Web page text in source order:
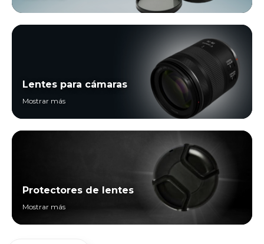
Lentes para cámaras
Mostrar más
Protectores de lentes
Mostrar más